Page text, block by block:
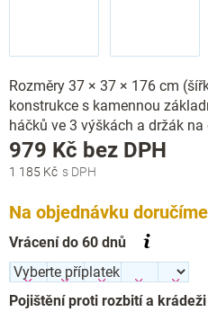
Rozměry 37 × 37 × 176 cm
konstrukce s kamennou
háčků ve 3 výškách a držák
1 185 Kč
979 Kč bez DPH
Na objednávku
Vrácení do 60 dnů
Pojištění proti rozbití a krádeži